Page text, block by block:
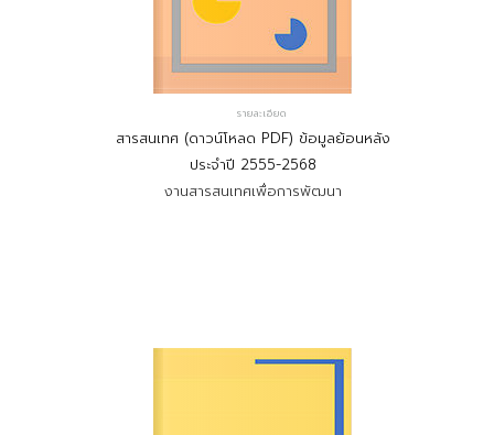
รายละเอียด
สารสนเทศ (ดาวน์โหลด PDF) ข้อมูลย้อนหลัง
ประจำปี 2555-2568
งานสารสนเทศเพื่อการพัฒนา